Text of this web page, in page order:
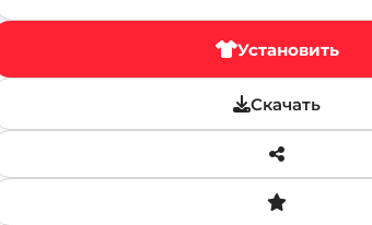
Установить
Скачать